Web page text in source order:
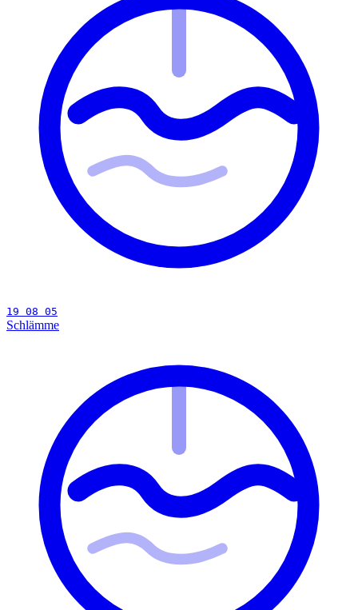
19 08 05
Schlämme